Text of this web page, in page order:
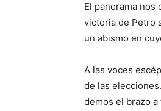
El panorama nos
victoria de Petro
un abismo en
A las voces
de las
demos el brazo